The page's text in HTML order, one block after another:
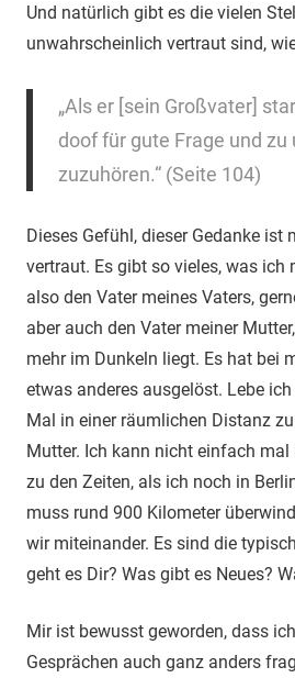
Und natürlich gibt es die vielen
unwahrscheinlich vertraut sind,
„Als er [sein Großvater]
doof für gute Frage und zu
zuzuhören.“ (Seite 104)
Dieses Gefühl, dieser Gedanke ist
vertraut. Es gibt so vieles, was ich
also den Vater meines Vaters,
aber auch den Vater meiner
mehr im Dunkeln liegt. Es hat bei
etwas anderes ausgelöst. Lebe
Mal in einer räumlichen Distanz
Mutter. Ich kann nicht einfach mal
zu den Zeiten, als ich noch in
muss rund 900 Kilometer
wir miteinander. Es sind die
geht es Dir? Was gibt es Neues?
Mir ist bewusst geworden, dass
Gesprächen auch ganz anders